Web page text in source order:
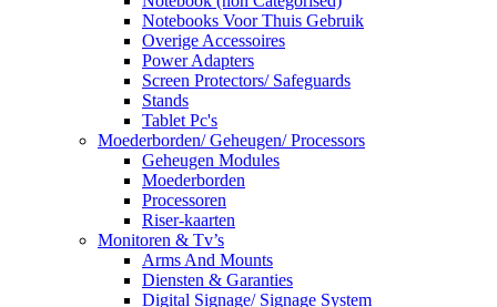
Notebooks Voor Thuis Gebruik
Overige Accessoires
Power Adapters
Screen Protectors/ Safeguards
Stands
Tablet Pc's
Moederborden/ Geheugen/ Processors
Geheugen Modules
Moederborden
Processoren
Riser-kaarten
Monitoren & Tv’s
Arms And Mounts
Diensten & Garanties
Digital Signage/ Signage System